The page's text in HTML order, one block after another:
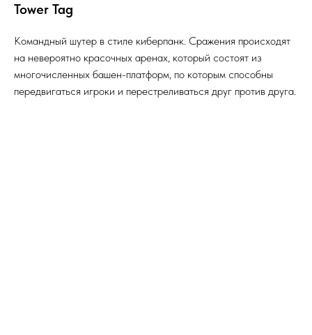
Tower Tag
Командный шутер в стиле киберпанк. Сражения происходят
на невероятно красочных аренах, который состоят из
многочисленных башен-платформ, по которым способны
передвигаться игроки и перестреливаться друг против друга.